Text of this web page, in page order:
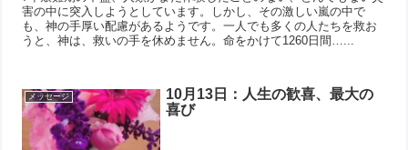
害の中に突入しようとしています。しかし、その激しい嵐の中で
も、神の手厚い配慮があるようです。一人でも多くの人たちを救お
うと、神は、救いの手を休めません。命をかけて1260日間…...
メッセージ
10月13日：人生の歓喜、最大の
喜び